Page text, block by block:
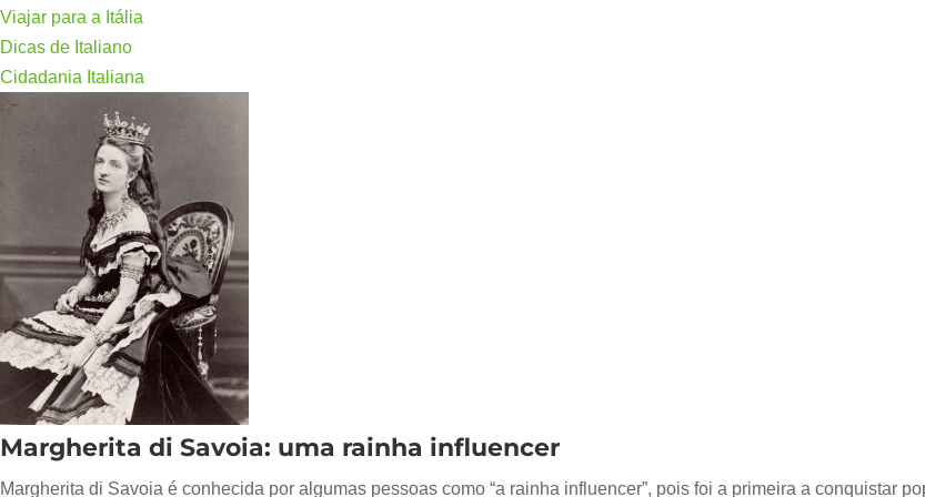
Viajar para a Itália
Dicas de Italiano
Cidadania Italiana
Margherita di Savoia: uma rainha influencer
Margherita di Savoia é conhecida por algumas pessoas como “a rainha influencer”, pois foi a primeira a conquistar